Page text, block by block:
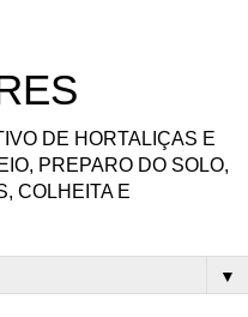
DE HORTALIÇAS E
PREPARO DO SOLO,
COLHEITA E
▼